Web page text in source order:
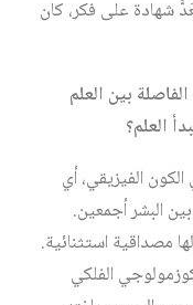
شهادة على فكر، كان
بين العلم
العلم؟
الفيزيقي، أي
البشر أجمعين.
مصداقية استثنائية.
الفلكي